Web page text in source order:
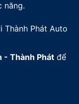
năng.
- Thành Phát để